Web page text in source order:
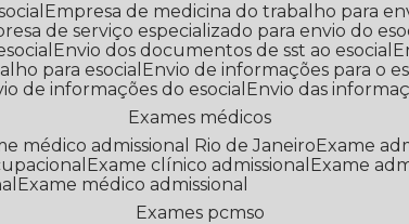
Empresa de medicina do trabalho para
de serviço especializado para envio do
Envio dos documentos de sst ao esocial
para esocial
Envio de informações para o
de informações do esocial
Envio das
Exames médicos
médico admissional Rio de Janeiro Exame
Exame clínico admissional
Exame
Exame médico admissional
Exames pcmso